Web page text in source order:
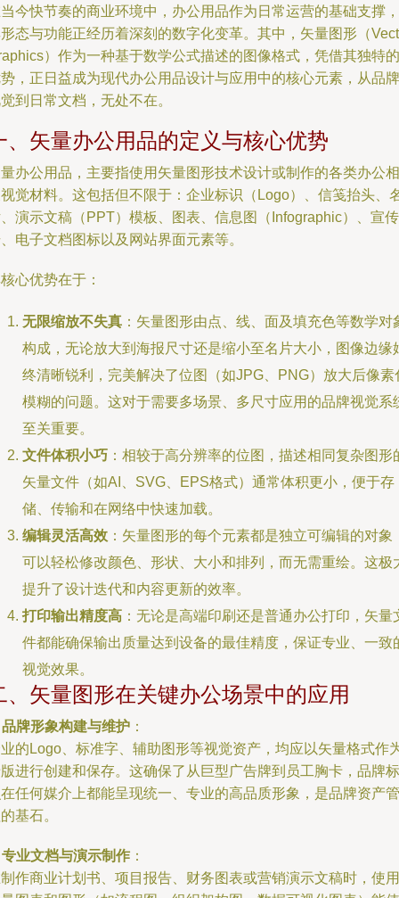
今快节奏的商业环境中，办公用品作为日常运营的基础支撑，
态与功能正经历着深刻的数字化变革。其中，矢量图形（
）作为一种基于数学公式描述的图像格式，凭借其独特的
，正日益成为现代办公用品设计与应用中的核心元素，从品牌
到日常文档，无处不在。
、矢量办公用品的定义与核心优势
办公用品，主要指使用矢量图形技术设计或制作的各类办公相
觉材料。这包括但不限于：企业标识（Logo）、信笺抬头、
演示文稿（PPT）模板、图表、信息图（Infographic）、宣传
电子文档图标以及网站界面元素等。
心优势在于：
无限缩放不失真 ：矢量图形由点、线、面及填充色等数学对
构成，无论放大到海报尺寸还是缩小至名片大小，图像边缘
终清晰锐利，完美解决了位图（如JPG、PNG）放大后像素
模糊的问题。这对于需要多场景、多尺寸应用的品牌视觉系
至关重要。
文件体积小巧 ：相较于高分辨率的位图，描述相同复杂图形
矢量文件（如AI、SVG、EPS格式）通常体积更小，便于存
储、传输和在网络中快速加载。
编辑灵活高效 ：矢量图形的每个元素都是独立可编辑的对象
可以轻松修改颜色、形状、大小和排列，而无需重绘。这极
提升了设计迭代和内容更新的效率。
打印输出精度高 ：无论是高端印刷还是普通办公打印，矢量
件都能确保输出质量达到设备的最佳精度，保证专业、一致
视觉效果。
、矢量图形在关键办公场景中的应用
品牌形象构建与维护 ：
的Logo、标准字、辅助图形等视觉资产，均应以矢量格式作
进行创建和保存。这确保了从巨型广告牌到员工胸卡，品牌标
任何媒介上都能呈现统一、专业的高品质形象，是品牌资产管
基石。
专业文档与演示制作 ：
作商业计划书、项目报告、财务图表或营销演示文稿时，使用